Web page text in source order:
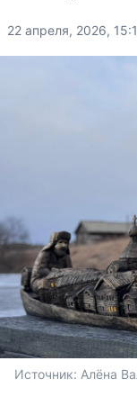
22 апреля, 2026,
Источник: Алёна